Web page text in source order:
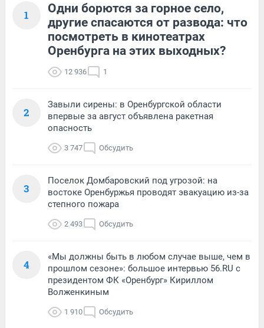
1
Одни борются за горное село,
другие спасаются от развода: что
посмотреть в кинотеатрах
Оренбурга на этих выходных?
12 936 1
2
Завыли сирены: в Оренбургской области
впервые за август объявлена ракетная
опасность
3 747 Обсудить
3
Поселок Домбаровский под угрозой: на
востоке Оренбуржья проводят эвакуацию из-за
степного пожара
2 493 Обсудить
4
«Мы должны быть в любом случае выше, чем в
прошлом сезоне»: большое интервью 56.RU с
президентом ФК «Оренбург» Кириллом
Волженкиным
1 910 Обсудить